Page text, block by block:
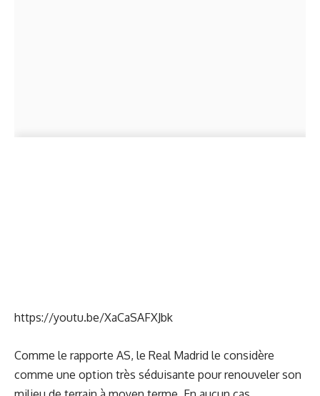
https://youtu.be/XaCaSAFXJbk
Comme le rapporte AS, le Real Madrid le considère
comme une option très séduisante pour renouveler son